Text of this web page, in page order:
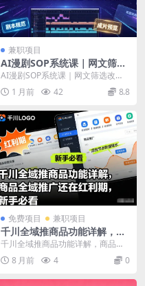
兼职项目
AI漫剧SOP系统课｜网文筛选
改编、剧本规范、文生图图生
视频成片、配音剪辑全流程标
准化落地教程
AI漫剧SOP系统课｜网文筛选改
编、剧本规范、文生图图生视频成
片、配音剪辑全流程...
1 月前 42 8.8
免费项目 兼职项目
千川全域推商品功能详解，商
品全域推广还在红利期，新手
必看
千川全域推商品功能详解，商品全
域推广还在红利期，新手必看 巨量
千川「商品全域推广...
8 月前 4 0